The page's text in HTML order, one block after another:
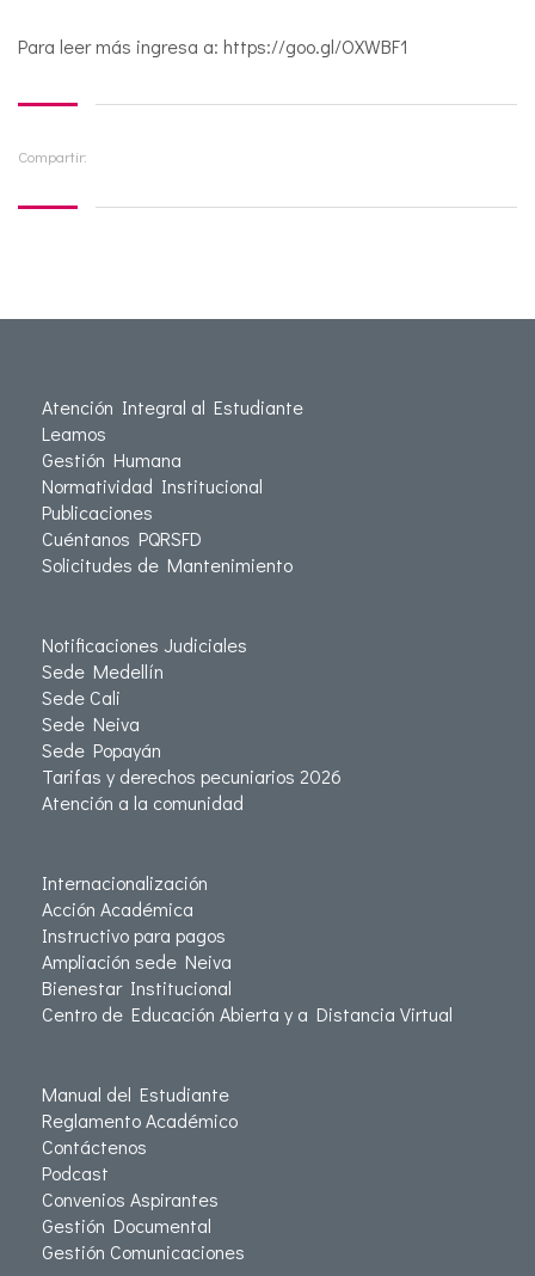
Para leer más ingresa a: https://goo.gl/OXWBF1
Compartir:
Atención Integral al Estudiante
Leamos
Gestión Humana
Normatividad Institucional
Publicaciones
Cuéntanos PQRSFD
Solicitudes de Mantenimiento
Notificaciones Judiciales
Sede Medellín
Sede Cali
Sede Neiva
Sede Popayán
Tarifas y derechos pecuniarios 2026
Atención a la comunidad
Internacionalización
Acción Académica
Instructivo para pagos
Ampliación sede Neiva
Bienestar Institucional
Centro de Educación Abierta y a Distancia Virtual
Manual del Estudiante
Reglamento Académico
Contáctenos
Podcast
Convenios Aspirantes
Gestión Documental
Gestión Comunicaciones